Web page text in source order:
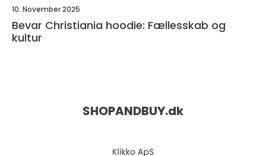
10. November 2025
Bevar Christiania hoodie: Fællesskab og
kultur
SHOPANDBUY.dk